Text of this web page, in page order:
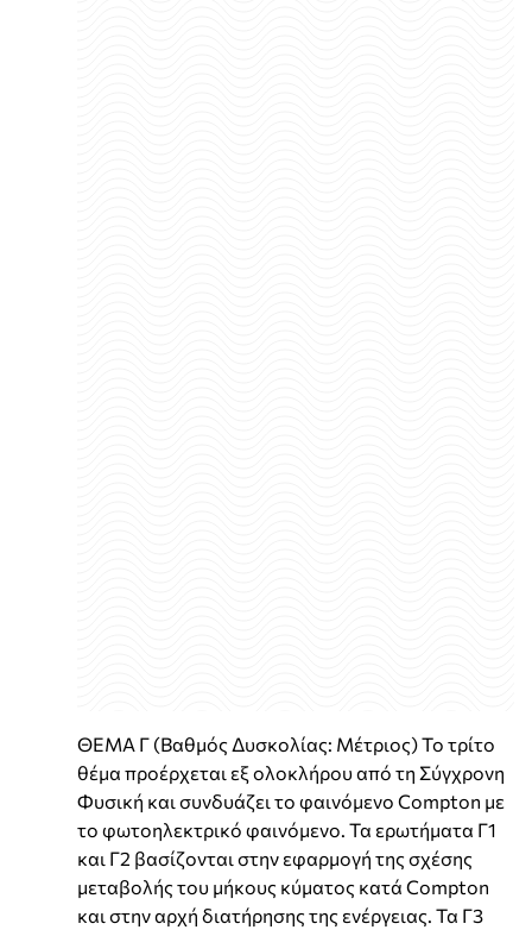
ΘΕΜΑ Γ (Βαθμός Δυσκολίας: Μέτριος) Το τρίτο
θέμα προέρχεται εξ ολοκλήρου από τη Σύγχρονη
Φυσική και συνδυάζει το φαινόμενο Compton με
το φωτοηλεκτρικό φαινόμενο. Τα ερωτήματα Γ1
και Γ2 βασίζονται στην εφαρμογή της σχέσης
μεταβολής του μήκους κύματος κατά Compton
και στην αρχή διατήρησης της ενέργειας. Τα Γ3